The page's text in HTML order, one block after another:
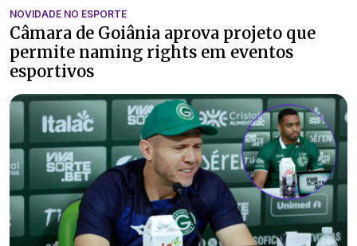
NOVIDADE NO ESPORTE
Câmara de Goiânia aprova projeto que
permite naming rights em eventos
esportivos